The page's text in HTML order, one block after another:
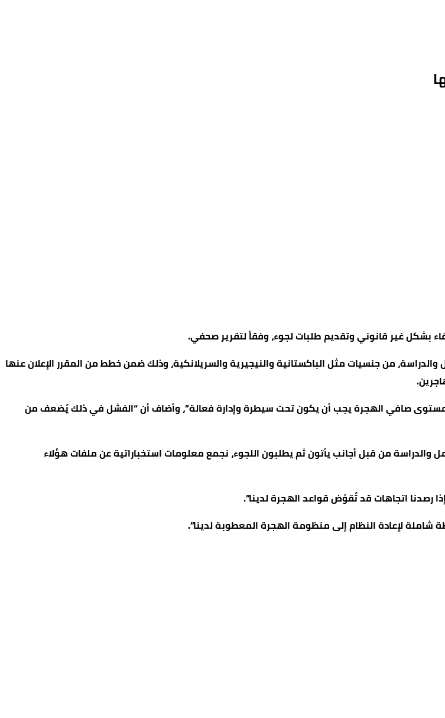
بشكل غير قانوني وتقديم طلبات لجوء، وفقاً لتقرير صحفي.
من جنسيات مثل الباكستانية والنيجيرية والسريلانكية، وذلك ضمن خطط من المقرر الإعلان عنها
صافي الهجرة يجب أن يكون تحت سيطرة وإدارة فعالة”، وأضاف أن “الفشل في ذلك يُضعف من
والدراسة من قبل أجانب يأتون ثم يطلبون اللجوء، نجمع معلومات استخباراتية عن ملفات هؤلاء
رصدنا اتجاهات قد تُقوّض قواعد الهجرة لدينا”.
لإعادة النظام إلى منظومة الهجرة المعطوبة لدينا”.